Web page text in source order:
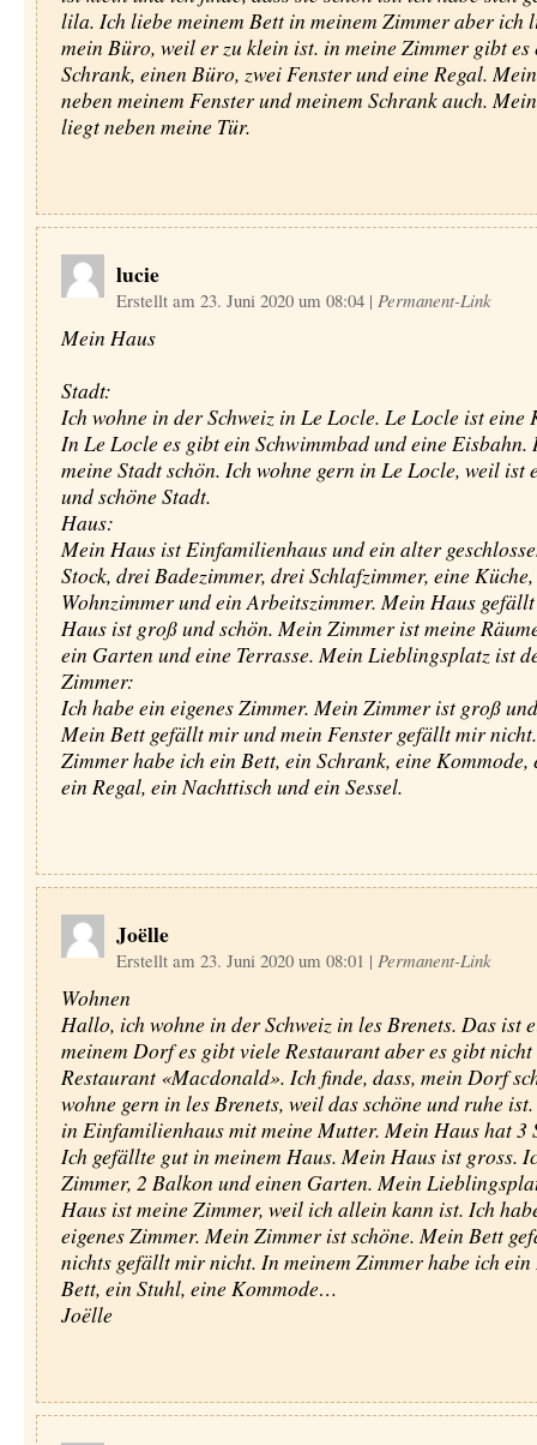
lila. Ich liebe meinem Bett in meinem Zimmer aber ich
mein Büro, weil er zu klein ist. in meine Zimmer gibt es
Schrank, einen Büro, zwei Fenster und eine Regal.
neben meinem Fenster und meinem Schrank auch.
liegt neben meine Tür.
lucie
Erstellt am 23. Juni 2020 um 08:04 | Permanent-Link
Mein Haus
Stadt:
Ich wohne in der Schweiz in Le Locle. Le Locle ist eine
In Le Locle es gibt ein Schwimmbad und eine Eisbahn.
meine Stadt schön. Ich wohne gern in Le Locle, weil ist
und schöne Stadt.
Haus:
Mein Haus ist Einfamilienhaus und ein alter
Stock, drei Badezimmer, drei Schlafzimmer, eine
Wohnzimmer und ein Arbeitszimmer. Mein Haus
Haus ist groß und schön. Mein Zimmer ist meine
ein Garten und eine Terrasse. Mein Lieblingsplatz ist
Zimmer:
Ich habe ein eigenes Zimmer. Mein Zimmer ist groß
Mein Bett gefällt mir und mein Fenster gefällt mir
Zimmer habe ich ein Bett, ein Schrank, eine Kommode,
ein Regal, ein Nachttisch und ein Sessel.
Joëlle
Erstellt am 23. Juni 2020 um 08:01 | Permanent-Link
Wohnen
Hallo, ich wohne in der Schweiz in les Brenets. Das ist
meinem Dorf es gibt viele Restaurant aber es gibt nicht
Restaurant «Macdonald». Ich finde, dass, mein Dorf
wohne gern in les Brenets, weil das schöne und ruhe
in Einfamilienhaus mit meine Mutter. Mein Haus hat 3
Ich gefällte gut in meinem Haus. Mein Haus ist gross.
Zimmer, 2 Balkon und einen Garten. Mein
Haus ist meine Zimmer, weil ich allein kann ist. Ich
eigenes Zimmer. Mein Zimmer ist schöne. Mein Bett
nichts gefällt mir nicht. In meinem Zimmer habe ich
Bett, ein Stuhl, eine Kommode…
Joëlle